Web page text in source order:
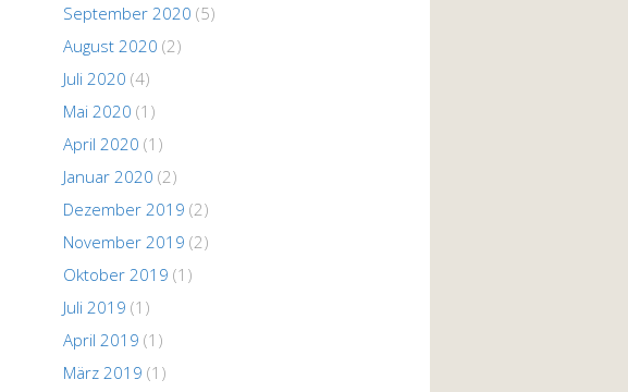
September 2020 (5)
August 2020 (2)
Juli 2020 (4)
Mai 2020 (1)
April 2020 (1)
Januar 2020 (2)
Dezember 2019 (2)
November 2019 (2)
Oktober 2019 (1)
Juli 2019 (1)
April 2019 (1)
März 2019 (1)